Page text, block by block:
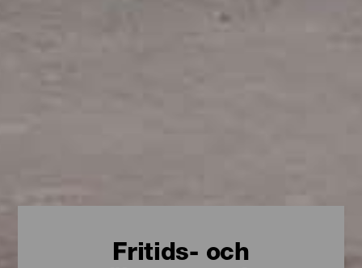
Fritids- och